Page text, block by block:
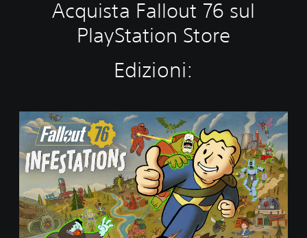
Acquista Fallout 76 sul
PlayStation Store
Edizioni:
t
n
r
d
E
d